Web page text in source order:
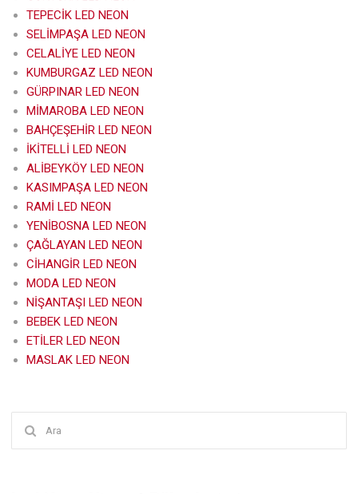
TEPECİK LED NEON
SELİMPAŞA LED NEON
CELALİYE LED NEON
KUMBURGAZ LED NEON
GÜRPINAR LED NEON
MİMAROBA LED NEON
BAHÇEŞEHİR LED NEON
İKİTELLİ LED NEON
ALİBEYKÖY LED NEON
KASIMPAŞA LED NEON
RAMİ LED NEON
YENİBOSNA LED NEON
ÇAĞLAYAN LED NEON
CİHANGİR LED NEON
MODA LED NEON
NİŞANTAŞI LED NEON
BEBEK LED NEON
ETİLER LED NEON
MASLAK LED NEON
ara: